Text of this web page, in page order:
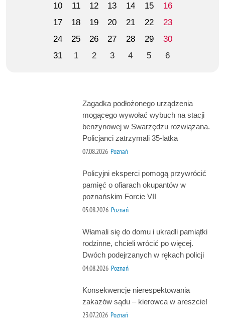
10
11 12 13 14 15
16
17
18 19 20 21 22
23
24
25 26 27 28 29
30
31
1 2 3 4 5 6
Zagadka podłożonego urządzenia
mogącego wywołać wybuch na stacji
benzynowej w Swarzędzu rozwiązana.
Policjanci zatrzymali 35-latka
07.08.2026 Poznań
Policyjni eksperci pomogą przywrócić
pamięć o ofiarach okupantów w
poznańskim Forcie VII
05.08.2026 Poznań
Włamali się do domu i ukradli pamiątki
rodzinne, chcieli wrócić po więcej.
Dwóch podejrzanych w rękach policji
04.08.2026 Poznań
Konsekwencje nierespektowania
zakazów sądu – kierowca w areszcie!
23.07.2026 Poznań